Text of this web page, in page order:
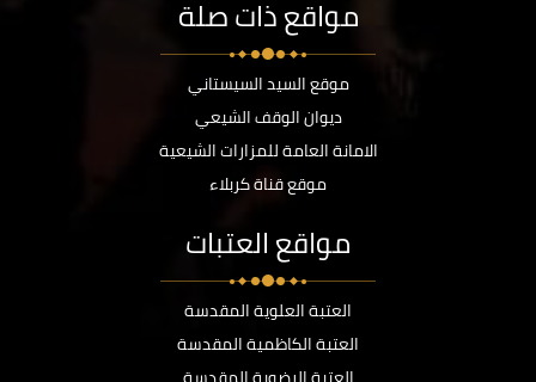
مواقع ذات صلة
موقع السيد السيستاني
ديوان الوقف الشيعي
الامانة العامة للمزارات الشيعية
موقع قناة كربلاء
مواقع العتبات
العتبة العلوية المقدسة
العتبة الكاظمية المقدسة